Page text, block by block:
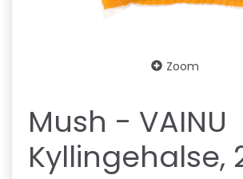
Zoom
Mush - VAINU
Kyllingehalse,